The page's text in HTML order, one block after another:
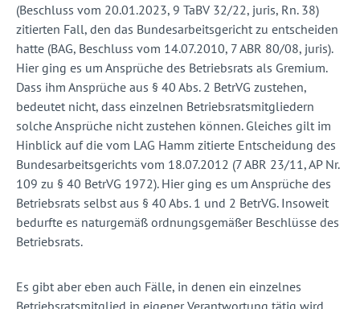
(Beschluss vom 20.01.2023, 9 TaBV 32/22, juris, Rn. 38)
zitierten Fall, den das Bundesarbeitsgericht zu entscheiden
hatte (BAG, Beschluss vom 14.07.2010, 7 ABR 80/08, juris).
Hier ging es um Ansprüche des Betriebsrats als Gremium.
Dass ihm Ansprüche aus § 40 Abs. 2 BetrVG zustehen,
bedeutet nicht, dass einzelnen Betriebsratsmitgliedern
solche Ansprüche nicht zustehen können. Gleiches gilt im
Hinblick auf die vom LAG Hamm zitierte Entscheidung des
Bundesarbeitsgerichts vom 18.07.2012 (7 ABR 23/11, AP Nr.
109 zu § 40 BetrVG 1972). Hier ging es um Ansprüche des
Betriebsrats selbst aus § 40 Abs. 1 und 2 BetrVG. Insoweit
bedurfte es naturgemäß ordnungsgemäßer Beschlüsse des
Betriebsrats.
Es gibt aber eben auch Fälle, in denen ein einzelnes